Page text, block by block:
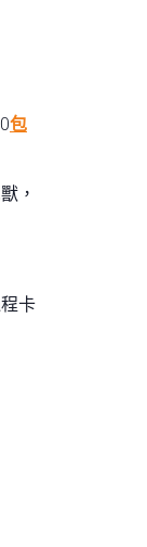
包
，
卡